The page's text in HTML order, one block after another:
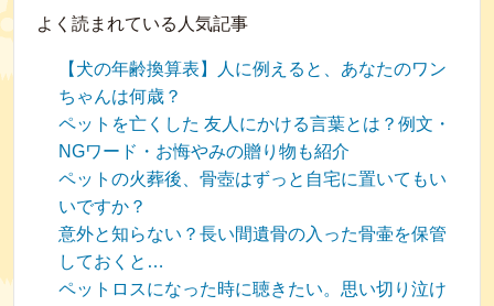
よく読まれている人気記事
【犬の年齢換算表】人に例えると、あなたのワン
ちゃんは何歳？
ペットを亡くした 友人にかける言葉とは？例文・
NGワード・お悔やみの贈り物も紹介
ペットの火葬後、骨壺はずっと自宅に置いてもい
いですか？
意外と知らない？長い間遺骨の入った骨壷を保管
しておくと…
ペットロスになった時に聴きたい。思い切り泣け